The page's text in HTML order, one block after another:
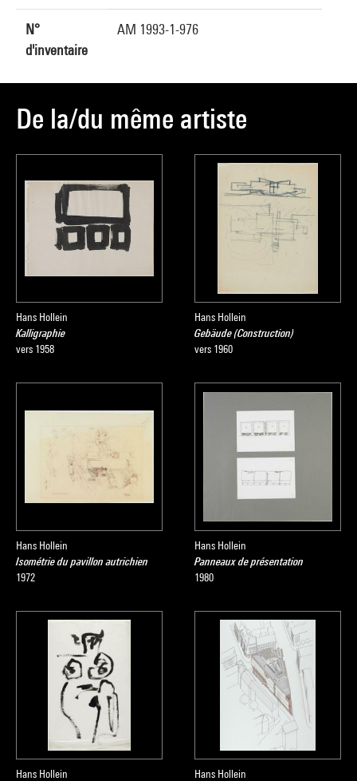
N°
d'inventaire
AM 1993-1-976
De la/du même artiste
Hans Hollein
Kalligraphie
vers 1958
Hans Hollein
Gebäude (Construction)
vers 1960
Hans Hollein
Isométrie du pavillon autrichien
1972
Hans Hollein
Panneaux de présentation
1980
Hans Hollein
Hans Hollein